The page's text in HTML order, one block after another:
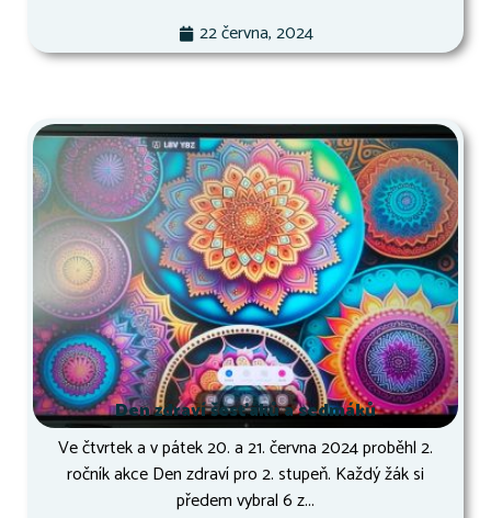
22 června, 2024
Den zdraví šesťáků a sedmáků
Ve čtvrtek a v pátek 20. a 21. června 2024 proběhl 2.
ročník akce Den zdraví pro 2. stupeň. Každý žák si
předem vybral 6 z...